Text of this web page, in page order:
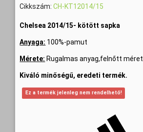
Cikkszám: CH-KT12014/15
Chelsea 2014/15- kötött sapka
Anyaga: 100%-pamut
Mérete: Rugalmas anyag,felnőtt méret
Kiváló minőségű, eredeti termék.
Ez a termék jelenleg nem rendelhető!